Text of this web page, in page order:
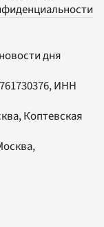
дня
ИНН
Коптевская
,